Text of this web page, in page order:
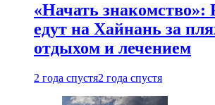
«Начать знакомство»:
едут на Хайнань за
отдыхом и лечением
2 года спустя2 года спустя